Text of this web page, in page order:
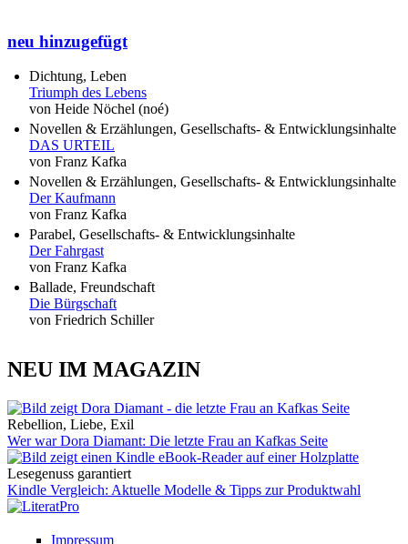
neu hinzugefügt
Dichtung, Leben
Triumph des Lebens
von Heide Nöchel (noé)
Novellen & Erzählungen, Gesellschafts- & Entwicklungsinhalte
DAS URTEIL
von Franz Kafka
Novellen & Erzählungen, Gesellschafts- & Entwicklungsinhalte
Der Kaufmann
von Franz Kafka
Parabel, Gesellschafts- & Entwicklungsinhalte
Der Fahrgast
von Franz Kafka
Ballade, Freundschaft
Die Bürgschaft
von Friedrich Schiller
NEU IM MAGAZIN
Rebellion, Liebe, Exil
Wer war Dora Diamant: Die letzte Frau an Kafkas Seite
Lesegenuss garantiert
Kindle Vergleich: Aktuelle Modelle & Tipps zur Produktwahl
Impressum